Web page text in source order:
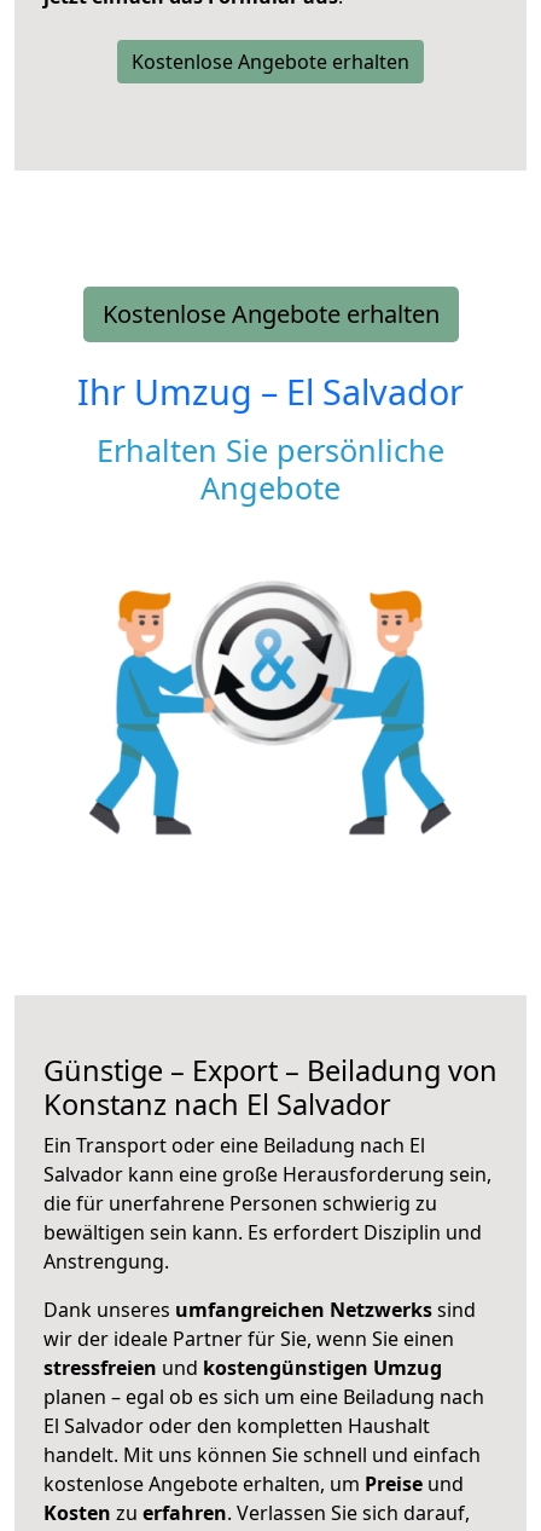
Kostenlose Angebote erhalten
Kostenlose Angebote erhalten
Ihr Umzug – El Salvador
Erhalten Sie persönliche
Angebote
Günstige – Export – Beiladung von
Konstanz nach El Salvador
Ein Transport oder eine Beiladung nach El
Salvador kann eine große Herausforderung sein,
die für unerfahrene Personen schwierig zu
bewältigen sein kann. Es erfordert Disziplin und
Anstrengung.
Dank unseres umfangreichen Netzwerkssind
wir der ideale Partner für Sie, wenn Sie einen
stressfreien und kostengünstigen Umzug
planen – egal ob es sich um eine Beiladung nach
El Salvador oder den kompletten Haushalt
handelt. Mit uns können Sie schnell und einfach
kostenlose Angebote erhalten, um Preise und
Kosten zu erfahren. Verlassen Sie sich darauf,